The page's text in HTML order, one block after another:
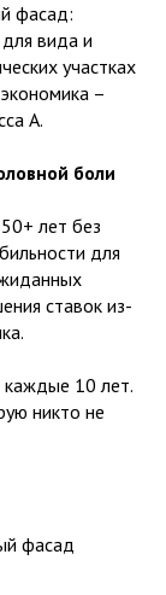
фасад:
вида и
участках
–
A.
боли
лет без
для
ставок из-
каждые 10 лет.
никто не
фасад